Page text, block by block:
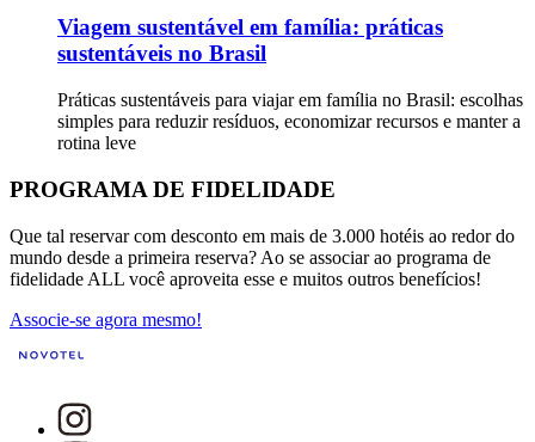
Viagem sustentável em família: práticas
sustentáveis no Brasil
Práticas sustentáveis para viajar em família no Brasil: escolhas
simples para reduzir resíduos, economizar recursos e manter a
rotina leve
PROGRAMA DE FIDELIDADE
Que tal reservar com desconto em mais de 3.000 hotéis ao redor do
mundo desde a primeira reserva? Ao se associar ao programa de
fidelidade ALL você aproveita esse e muitos outros benefícios!
Associe-se agora mesmo!